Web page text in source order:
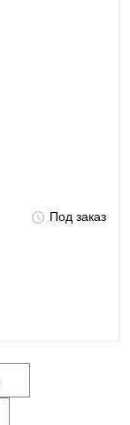
Под заказ